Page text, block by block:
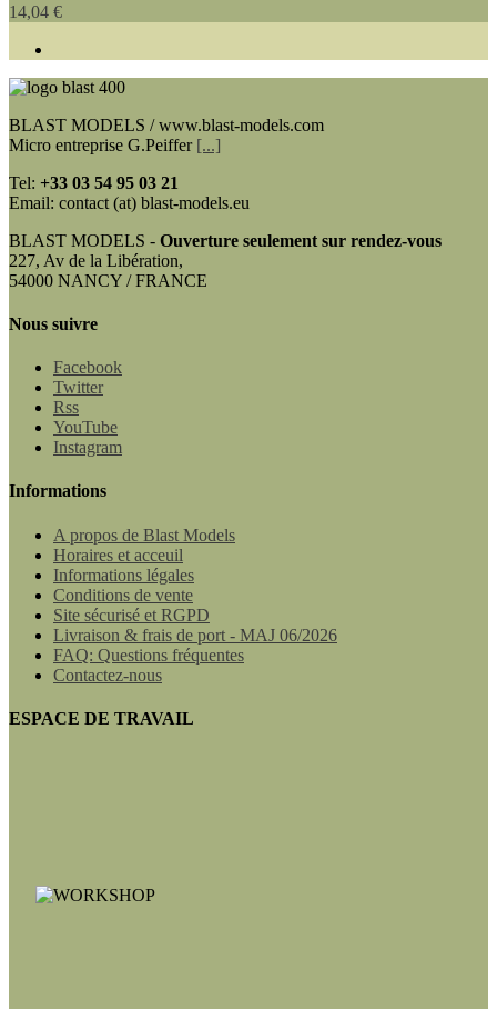
14,04 €
BLAST MODELS / www.blast-models.com
Micro entreprise G.Peiffer [...]
Tel: +33 03 54 95 03 21
Email: contact (at) blast-models.eu
BLAST MODELS - Ouverture seulement sur rendez-vous
227, Av de la Libération,
54000 NANCY / FRANCE
Nous suivre
Facebook
Twitter
Rss
YouTube
Instagram
Informations
A propos de Blast Models
Horaires et acceuil
Informations légales
Conditions de vente
Site sécurisé et RGPD
Livraison & frais de port - MAJ 06/2026
FAQ: Questions fréquentes
Contactez-nous
ESPACE DE TRAVAIL